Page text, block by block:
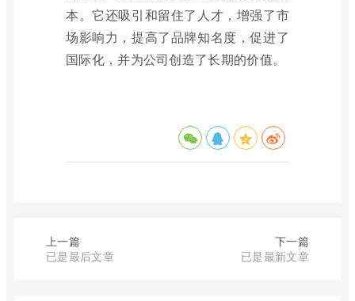
本。它还吸引和留住了人才，增强了市
场影响力，提高了品牌知名度，促进了
国际化，并为公司创造了长期的价值。
上一篇
已是最后文章
下一篇
已是最新文章